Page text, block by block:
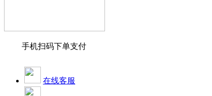
手机扫码下单支付
在线客服